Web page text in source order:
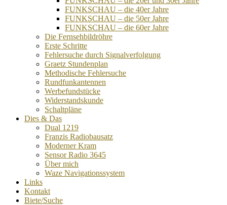
FUNKSCHAU – die 40er Jahre
FUNKSCHAU – die 50er Jahre
FUNKSCHAU – die 60er Jahre
Die Fernsehbildröhre
Erste Schritte
Fehlersuche durch Signalverfolgung
Graetz Stundenplan
Methodische Fehlersuche
Rundfunkantennen
Werbefundstücke
Widerstandskunde
Schaltpläne
Dies & Das
Dual 1219
Franzis Radiobausatz
Moderner Kram
Sensor Radio 3645
Über mich
Waze Navigationssystem
Links
Kontakt
Biete/Suche